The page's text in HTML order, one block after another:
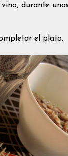
durante
el plato.